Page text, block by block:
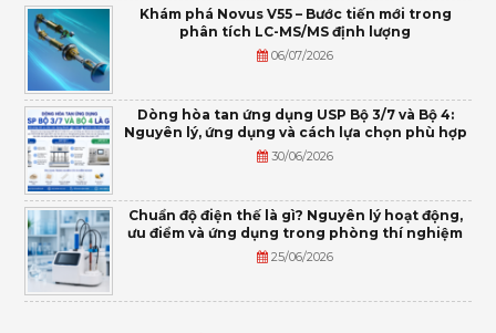
Khám phá Novus V55 – Bước tiến mới trong
phân tích LC-MS/MS định lượng
06/07/2026
Dòng hòa tan ứng dụng USP Bộ 3/7 và Bộ 4:
Nguyên lý, ứng dụng và cách lựa chọn phù hợp
30/06/2026
Chuẩn độ điện thế là gì? Nguyên lý hoạt động,
ưu điểm và ứng dụng trong phòng thí nghiệm
25/06/2026